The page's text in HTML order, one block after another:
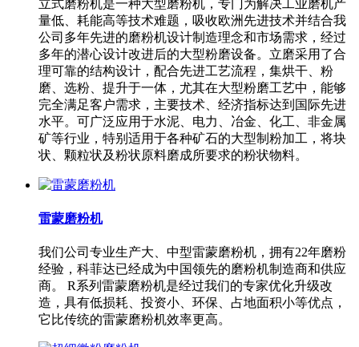
立式磨粉机是一种大型磨粉机，专门为解决工业磨机产
量低、耗能高等技术难题，吸收欧洲先进技术并结合我
公司多年先进的磨粉机设计制造理念和市场需求，经过
多年的潜心设计改进后的大型粉磨设备。立磨采用了合
理可靠的结构设计，配合先进工艺流程，集烘干、粉
磨、选粉、提升于一体，尤其在大型粉磨工艺中，能够
完全满足客户需求，主要技术、经济指标达到国际先进
水平。可广泛应用于水泥、电力、冶金、化工、非金属
矿等行业，特别适用于各种矿石的大型制粉加工，将块
状、颗粒状及粉状原料磨成所要求的粉状物料。
雷蒙磨粉机
我们公司专业生产大、中型雷蒙磨粉机，拥有22年磨粉
经验，科菲达已经成为中国领先的磨粉机制造商和供应
商。 R系列雷蒙磨粉机是经过我们的专家优化升级改
造，具有低损耗、投资小、环保、占地面积小等优点，
它比传统的雷蒙磨粉机效率更高。